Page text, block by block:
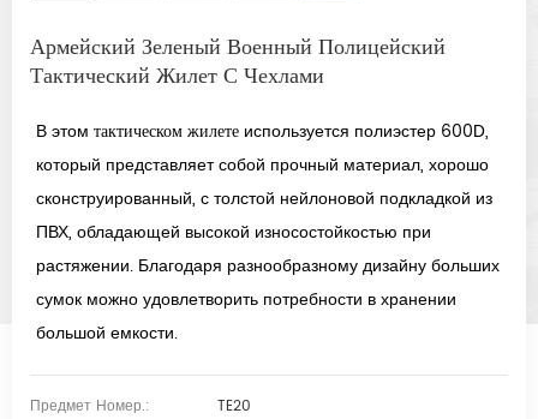
Армейский Зеленый Военный Полицейский
Тактический Жилет С Чехлами
В этом тактическом жилете используется полиэстер 600D,
который представляет собой прочный материал, хорошо
сконструированный, с толстой нейлоновой подкладкой из
ПВХ, обладающей высокой износостойкостью при
растяжении. Благодаря разнообразному дизайну больших
сумок можно удовлетворить потребности в хранении
большой емкости.
Предмет Номер.:
TE20